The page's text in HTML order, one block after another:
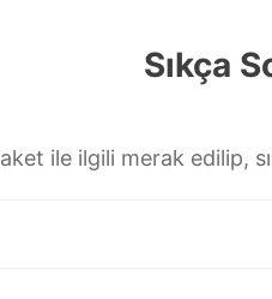
Sıkça
ile ilgili merak edilip,